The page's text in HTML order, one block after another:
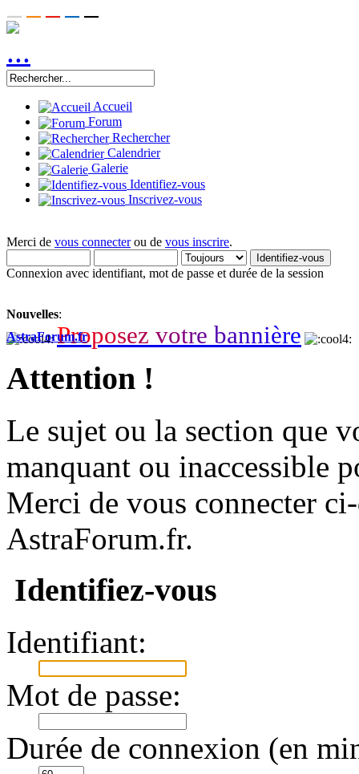
Accueil
Forum
Rechercher
Calendrier
Galerie
Identifiez-vous
Inscrivez-vous
Merci de vous connecterou de vous inscrire.
Connexion avec identifiant, mot de passe et durée de la session
Nouvelles:
Proposez votre bannière
AstraForum.fr
Attention !
Le sujet ou la section que
manquant ou inaccessible
Merci de vous connecter
AstraForum.fr.
Identifiez-vous
Identifiant:
Mot de passe:
Durée de connexion (en